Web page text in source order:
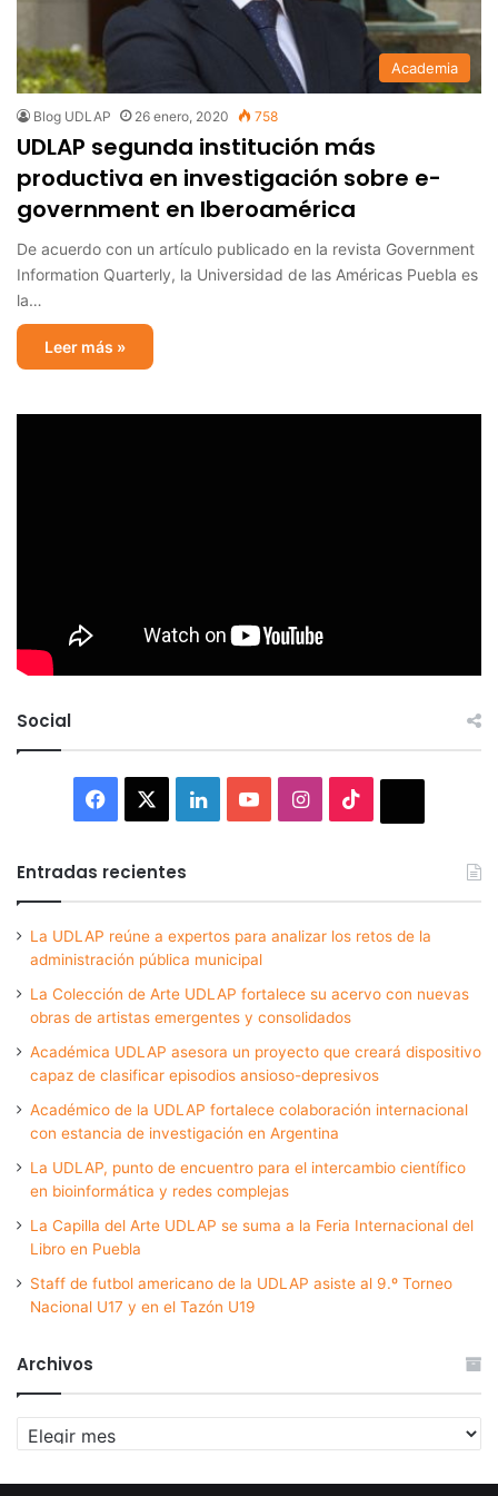
Academia
Blog UDLAP 26 enero, 2020 758
UDLAP segunda institución más
productiva en investigación sobre e-
government en Iberoamérica
De acuerdo con un artículo publicado en la revista Government
Information Quarterly, la Universidad de las Américas Puebla es
la…
Leer más »
Social
Facebook LinkedInYouTubeInstagram
Entradas recientes
La UDLAP reúne a expertos para analizar los retos de la
administración pública municipal
La Colección de Arte UDLAP fortalece su acervo con nuevas
obras de artistas emergentes y consolidados
Académica UDLAP asesora un proyecto que creará dispositivo
capaz de clasificar episodios ansioso-depresivos
Académico de la UDLAP fortalece colaboración internacional
con estancia de investigación en Argentina
La UDLAP, punto de encuentro para el intercambio científico
en bioinformática y redes complejas
La Capilla del Arte UDLAP se suma a la Feria Internacional del
Libro en Puebla
Staff de futbol americano de la UDLAP asiste al 9.º Torneo
Nacional U17 y en el Tazón U19
Archivos
Archivos